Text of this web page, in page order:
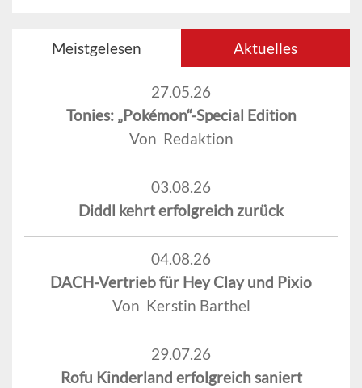
Meistgelesen Aktuelles
27.05.26
Tonies: „Pokémon“-Special Edition
Von Redaktion
03.08.26
Diddl kehrt erfolgreich zurück
04.08.26
DACH-Vertrieb für Hey Clay und Pixio
Von Kerstin Barthel
29.07.26
Rofu Kinderland erfolgreich saniert